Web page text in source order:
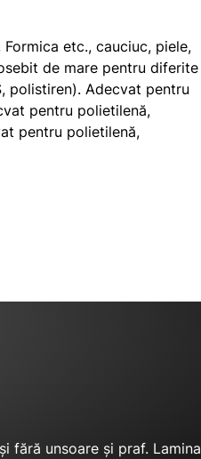
etc., cauciuc, piele,
de mare pentru diferite
polistiren). Adecvat pentru
pentru polietilenă,
pentru polietilenă,
unsoare și praf.